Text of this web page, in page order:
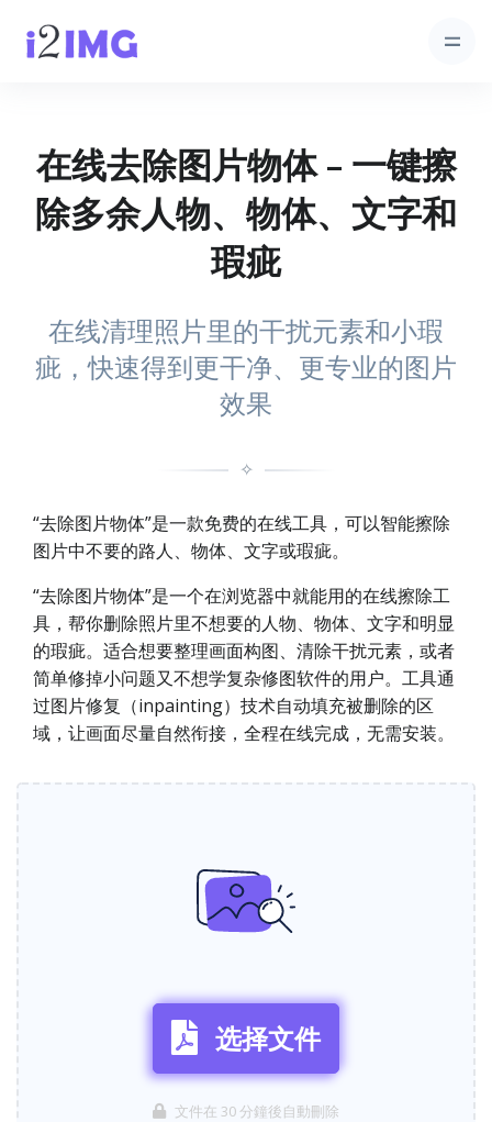
在线去除图片物体 – 一键擦
除多余人物、物体、文字和
瑕疵
在线清理照片里的干扰元素和小瑕
疵，快速得到更干净、更专业的图片
效果
✧
“去除图片物体”是一款免费的在线工具，可以智能擦除
图片中不要的路人、物体、文字或瑕疵。
“去除图片物体”是一个在浏览器中就能用的在线擦除工
具，帮你删除照片里不想要的人物、物体、文字和明显
的瑕疵。适合想要整理画面构图、清除干扰元素，或者
简单修掉小问题又不想学复杂修图软件的用户。工具通
过图片修复（inpainting）技术自动填充被删除的区
域，让画面尽量自然衔接，全程在线完成，无需安装。
选择文件
文件在 30 分鐘後自動刪除